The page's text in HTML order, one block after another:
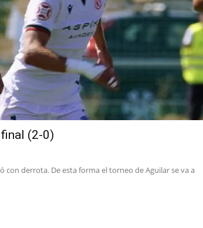
(2-0)
derrota. De esta forma el torneo de Aguilar se va a